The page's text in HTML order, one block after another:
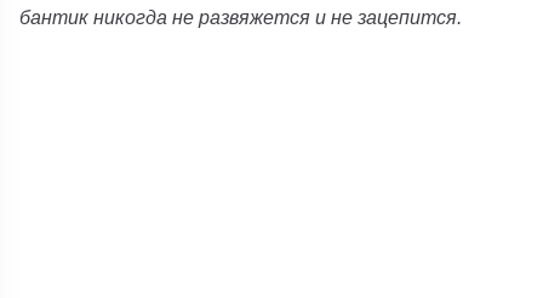
бантик никогда не развяжется и не зацепится.